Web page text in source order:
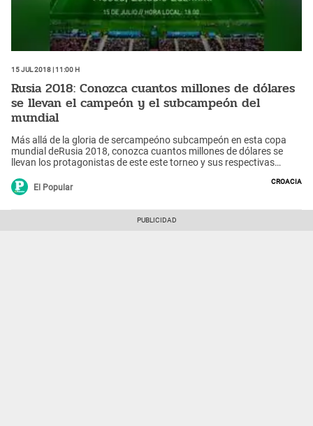
15 Jul 2018 | 11:00 h
Rusia 2018: Conozca cuantos millones de dólares
se llevan el campeón y el subcampeón del
mundial
Más allá de la gloria de sercampeóno subcampeón en esta copa
mundial deRusia 2018, conozca cuantos millones de dólares se
llevan los protagonistas de este este torneo y sus respectivas
El Popular
Croacia